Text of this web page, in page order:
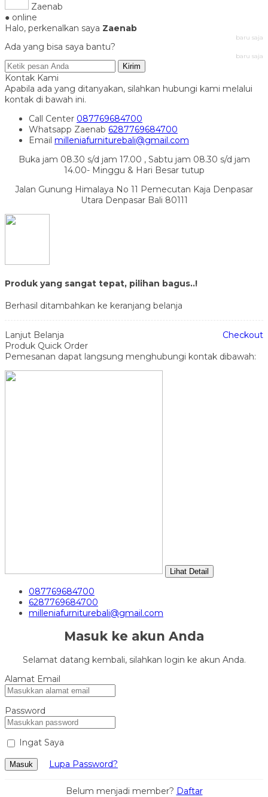
Zaenab
● online
Halo, perkenalkan saya Zaenab
baru saja
Ada yang bisa saya bantu?
baru saja
Kirim
Kontak Kami
Apabila ada yang ditanyakan, silahkan hubungi kami melalui
kontak di bawah ini.
Call Center 087769684700
Whatsapp Zaenab 6287769684700
Email milleniafurniturebali@gmail.com
Buka jam 08.30 s/d jam 17.00 , Sabtu jam 08.30 s/d jam
14.00- Minggu & Hari Besar tutup
Jalan Gunung Himalaya No 11 Pemecutan Kaja Denpasar
Utara Denpasar Bali 80111
Produk yang sangat tepat, pilihan bagus..!
Berhasil ditambahkan ke keranjang belanja
Lanjut Belanja
Checkout
Produk Quick Order
Pemesanan dapat langsung menghubungi kontak dibawah:
Lihat Detail
087769684700
6287769684700
milleniafurniturebali@gmail.com
Masuk ke akun Anda
Selamat datang kembali, silahkan login ke akun Anda.
Alamat Email
Password
Ingat Saya
Masuk Lupa Password?
Belum menjadi member? Daftar